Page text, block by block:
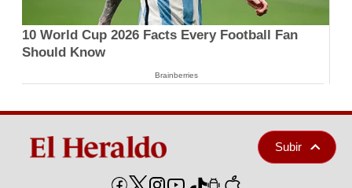
10 World Cup 2026 Facts Every Football Fan
Should Know
Brainberries
Subir